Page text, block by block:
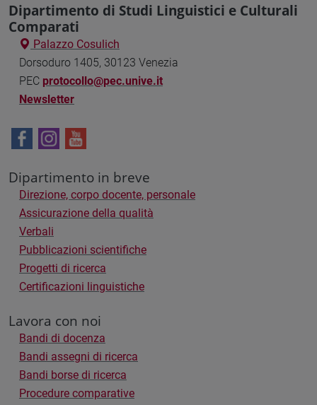
Dipartimento di Studi Linguistici e Culturali
Comparati
Palazzo Cosulich
Dorsoduro 1405, 30123 Venezia
PEC protocollo@pec.unive.it
Newsletter
Dipartimento in breve
Direzione, corpo docente, personale
Assicurazione della qualità
Verbali
Pubblicazioni scientifiche
Progetti di ricerca
Certificazioni linguistiche
Lavora con noi
Bandi di docenza
Bandi assegni di ricerca
Bandi borse di ricerca
Procedure comparative